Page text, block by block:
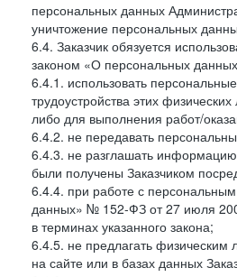
персональных данных
уничтожение персональных
6.4. Заказчик обязуется
законом «О персональных
6.4.1. использовать
трудоустройства этих
либо для выполнения работ/
6.4.2. не передавать
6.4.3. не разглашать
были получены Заказчиком
6.4.4. при работе с
данных» № 152-ФЗ от 27 июля
в терминах указанного закона;
6.4.5. не предлагать
на сайте или в базах данных